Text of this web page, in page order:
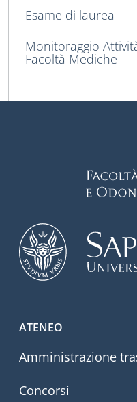
Esame di laurea
Monitoraggio
Facoltà Mediche
Footer
ATENEO
Amministrazione
Concorsi